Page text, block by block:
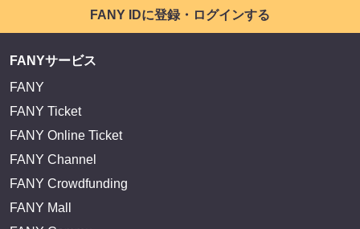
FANY IDに登録・ログインする
FANYサービス
FANY
FANY Ticket
FANY Online Ticket
FANY Channel
FANY Crowdfunding
FANY Mall